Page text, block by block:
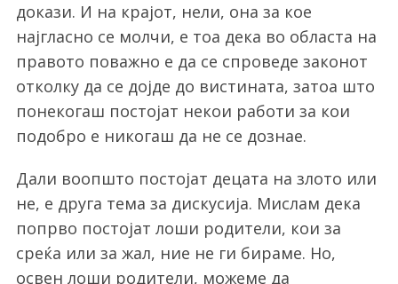
докази. И на крајот, нели, она за кое
најгласно се молчи, е тоа дека во областа на
правото поважно е да се спроведе законот
отколку да се дојде до вистината, затоа што
понекогаш постојат некои работи за кои
подобро е никогаш да не се дознае.
Дали воопшто постојат децата на злото или
не, е друга тема за дискусија. Мислам дека
попрво постојат лоши родители, кои за
среќа или за жал, ние не ги бираме. Но,
освен лоши родители, можеме да